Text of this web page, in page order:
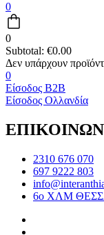
0
0
Subtotal: €0.00
0
Είσοδος B2B
Είσοδος Ολλανδία
2310 676 070
697 9222 803
6ο ΧΛΜ